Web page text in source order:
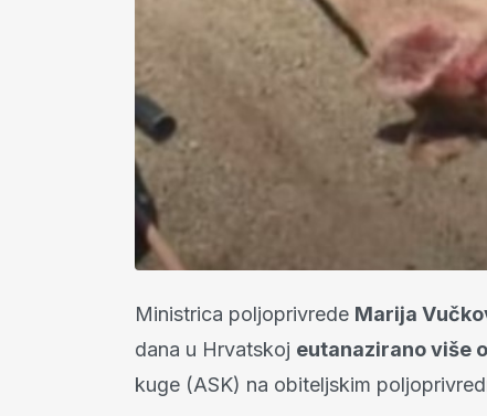
Ministrica poljoprivrede Marija
dana u Hrvatskoj eutanazirano više
kuge (ASK) na obiteljskim